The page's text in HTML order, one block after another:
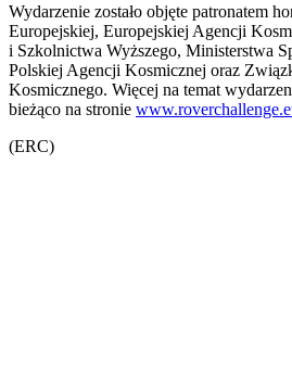
Wydarzenie zostało objęte patronatem
Europejskiej, Europejskiej Agencji
i Szkolnictwa Wyższego, Ministerstwa
Polskiej Agencji Kosmicznej oraz
Kosmicznego. Więcej na temat
bieżąco na stronie
(ERC)